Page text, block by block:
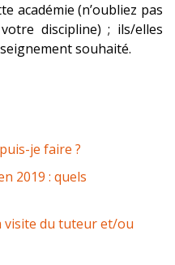
académie (n’oubliez pas
discipline) ; ils/elles
souhaité.
je faire ?
2019 : quels
visite du tuteur et/ou